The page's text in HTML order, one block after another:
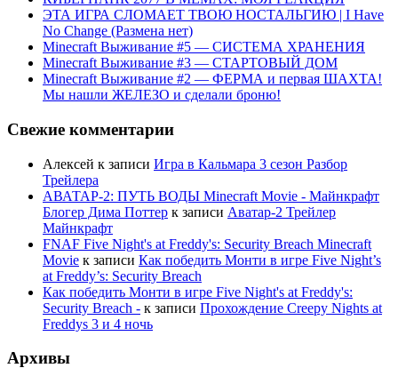
ЭТА ИГРА СЛОМАЕТ ТВОЮ НОСТАЛЬГИЮ | I Have
No Change (Размена нет)
Minecraft Выживание #5 — СИСТЕМА ХРАНЕНИЯ
Minecraft Выживание #3 — СТАРТОВЫЙ ДОМ
Minecraft Выживание #2 — ФЕРМА и первая ШАХТА!
Мы нашли ЖЕЛЕЗО и сделали броню!
Свежие комментарии
Алексей к записи Игра в Кальмара 3 сезон Разбор
Трейлера
АВАТАР-2: ПУТЬ ВОДЫ Minecraft Movie - Майнкрафт
Блогер Дима Поттер к записи Аватар-2 Трейлер
Майнкрафт
FNAF Five Night's at Freddy's: Security Breach Minecraft
Movie к записи Как победить Монти в игре Five Night’s
at Freddy’s: Security Breach
Как победить Монти в игре Five Night's at Freddy's:
Security Breach - к записи Прохождение Creepy Nights at
Freddys 3 и 4 ночь
Архивы